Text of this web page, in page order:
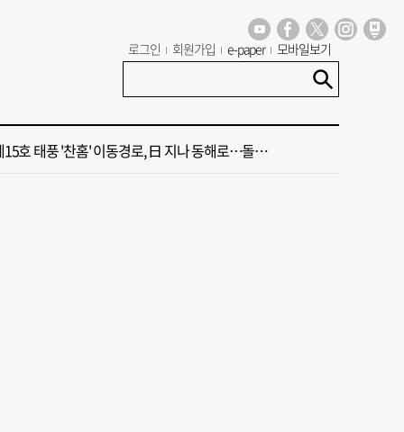
로그인 회원가입 e-paper 모바일보기
오늘의 운세]8월 10일(음 6월 28일)
호 태풍 '찬홈' 이동경로, 日 지나 동해로…돌핀·페이러우는?
, 외국인 줄서는 필수 관광코스 됐다